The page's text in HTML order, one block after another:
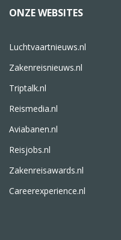
ONZE WEBSITES
Luchtvaartnieuws.nl
Zakenreisnieuws.nl
Triptalk.nl
Reismedia.nl
Aviabanen.nl
Reisjobs.nl
Zakenreisawards.nl
Careerexperience.nl